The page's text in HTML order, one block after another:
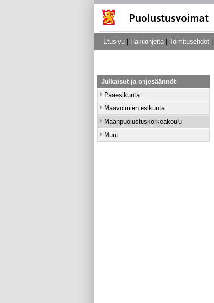
Etusivu Hakuohjeita Toimitusehdot
Julkaisut ja ohjesäännöt
Pääesikunta
Maavoimien esikunta
Maanpuolustuskorkeakoulu
Muut